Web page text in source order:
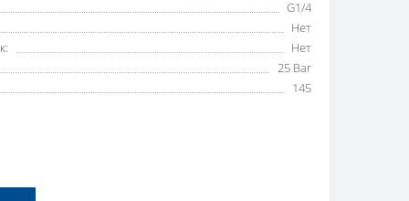
G1/4
Нет
Нет
25 Bar
145